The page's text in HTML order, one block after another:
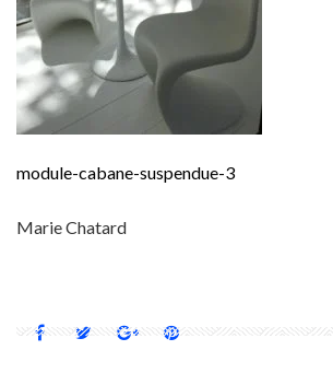
module-cabane-suspendue-3
Marie Chatard